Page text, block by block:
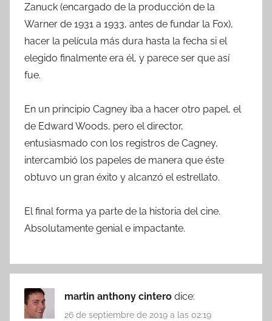
Zanuck (encargado de la producción de la
Warner de 1931 a 1933, antes de fundar la Fox),
hacer la película más dura hasta la fecha si el
elegido finalmente era él, y parece ser que así
fue.
En un principio Cagney iba a hacer otro papel, el
de Edward Woods, pero el director,
entusiasmado con los registros de Cagney,
intercambió los papeles de manera que éste
obtuvo un gran éxito y alcanzó el estrellato.
El final forma ya parte de la historia del cine.
Absolutamente genial e impactante.
martin anthony cintero dice:
26 de septiembre de 2019 a las 02:19